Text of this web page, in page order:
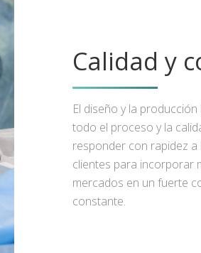
Calidad y
El diseño y la
todo el proceso y la
responder con rapidez
clientes para incorporar
mercados en un fuerte
constante.